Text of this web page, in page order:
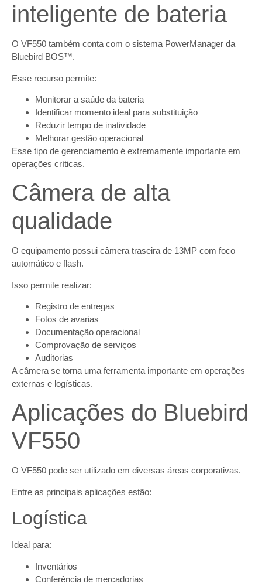
inteligente de bateria
O VF550 também conta com o sistema PowerManager da
Bluebird BOS™.
Esse recurso permite:
Monitorar a saúde da bateria
Identificar momento ideal para substituição
Reduzir tempo de inatividade
Melhorar gestão operacional
Esse tipo de gerenciamento é extremamente importante em
operações críticas.
Câmera de alta
qualidade
O equipamento possui câmera traseira de 13MP com foco
automático e flash.
Isso permite realizar:
Registro de entregas
Fotos de avarias
Documentação operacional
Comprovação de serviços
Auditorias
A câmera se torna uma ferramenta importante em operações
externas e logísticas.
Aplicações do Bluebird
VF550
O VF550 pode ser utilizado em diversas áreas corporativas.
Entre as principais aplicações estão:
Logística
Ideal para:
Inventários
Conferência de mercadorias